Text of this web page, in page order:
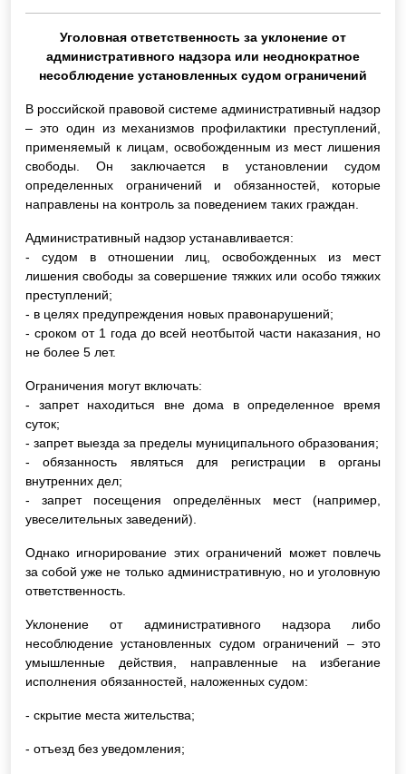
Уголовная ответственность за уклонение от
административного надзора или неоднократное
несоблюдение установленных судом ограничений
В российской правовой системе административный надзор
– это один из механизмов профилактики преступлений,
применяемый к лицам, освобожденным из мест лишения
свободы. Он заключается в установлении судом
определенных ограничений и обязанностей, которые
направлены на контроль за поведением таких граждан.
Административный надзор устанавливается:
- судом в отношении лиц, освобожденных из мест
лишения свободы за совершение тяжких или особо тяжких
преступлений;
- в целях предупреждения новых правонарушений;
- сроком от 1 года до всей неотбытой части наказания, но
не более 5 лет.
Ограничения могут включать:
- запрет находиться вне дома в определенное время
суток;
- запрет выезда за пределы муниципального образования;
- обязанность являться для регистрации в органы
внутренних дел;
- запрет посещения определённых мест (например,
увеселительных заведений).
Однако игнорирование этих ограничений может повлечь
за собой уже не только административную, но и уголовную
ответственность.
Уклонение от административного надзора либо
несоблюдение установленных судом ограничений – это
умышленные действия, направленные на избегание
исполнения обязанностей, наложенных судом:
- скрытие места жительства;
- отъезд без уведомления;